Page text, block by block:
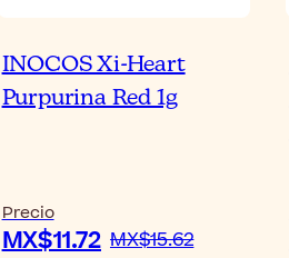
INOCOS Xi-Heart
Purpurina Red 1g
Precio
MX$11.72 MX$15.62